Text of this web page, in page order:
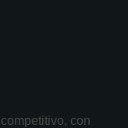
con